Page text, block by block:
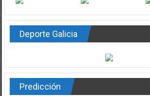
Deporte Galicia
Predicción